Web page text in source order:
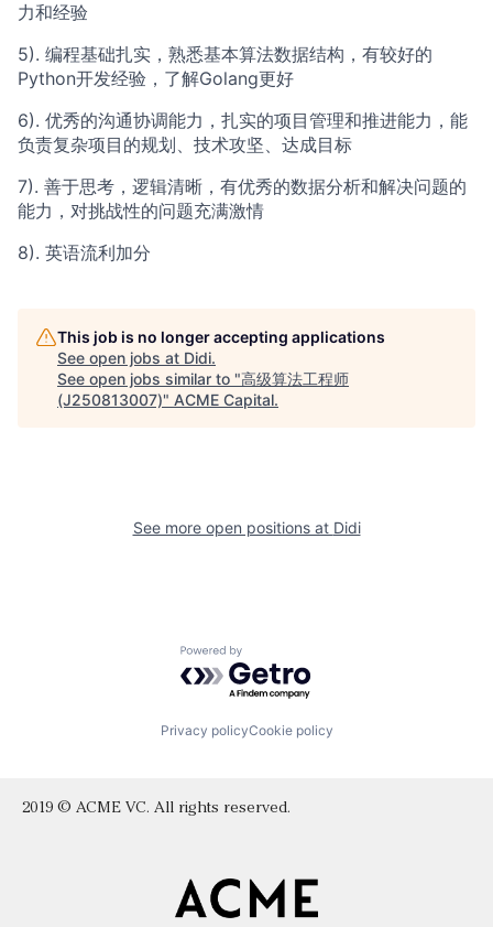
力和经验
5). 编程基础扎实，熟悉基本算法数据结构，有较好的
Python开发经验，了解Golang更好
6). 优秀的沟通协调能力，扎实的项目管理和推进能力，能
负责复杂项目的规划、技术攻坚、达成目标
7). 善于思考，逻辑清晰，有优秀的数据分析和解决问题的
能力，对挑战性的问题充满激情
8). 英语流利加分
This job is no longer accepting applications
See open jobs at Didi.
See open jobs similar to "高级算法工程师
(J250813007)" ACME Capital.
See more open positions at Didi
Powered by Getro.com
Privacy policyCookie policy
2019 © ACME VC. All rights reserved.